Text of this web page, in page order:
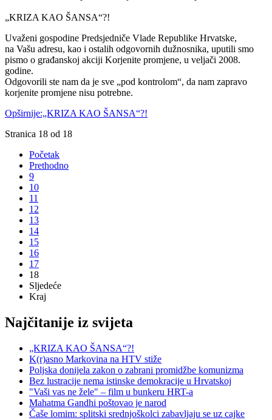
„KRIZA KAO ŠANSA“?!
Uvaženi gospodine Predsjedniče Vlade Republike Hrvatske,
na Vašu adresu, kao i ostalih odgovornih dužnosnika, uputili smo
pismo o građanskoj akciji Korjenite promjene, u veljači 2008.
godine.
Odgovorili ste nam da je sve „pod kontrolom“, da nam zapravo
korjenite promjene nisu potrebne.
Opširnije:„KRIZA KAO ŠANSA“?!
Stranica 18 od 18
Početak
Prethodno
9
10
11
12
13
14
15
16
17
18
Sljedeće
Kraj
Najčitanije iz svijeta
„KRIZA KAO ŠANSA“?!
K(r)asno Markovina na HTV stiže
Poljska donijela zakon o zabrani promidžbe komunizma
Bez lustracije nema istinske demokracije u Hrvatskoj
"Vaši vas ne žele" – film u bunkeru HRT-a
Mahatma Gandhi poštovao je narod
Čaše lomim: splitski srednjoškolci zabavljaju se uz cajke